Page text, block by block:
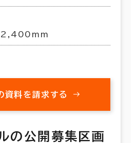
2,400mm
資料を請求する
の公開募集区画